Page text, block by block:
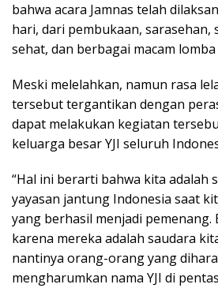
bahwa acara Jamnas telah
hari, dari pembukaan, sarasehan,
sehat, dan berbagai macam
Meski melelahkan, namun rasa
tersebut tergantikan dengan
dapat melakukan kegiatan
keluarga besar YJI seluruh
“Hal ini berarti bahwa kita adalah
yayasan jantung Indonesia saat
yang berhasil menjadi pemenang.
karena mereka adalah saudara
nantinya orang-orang yang
mengharumkan nama YJI di